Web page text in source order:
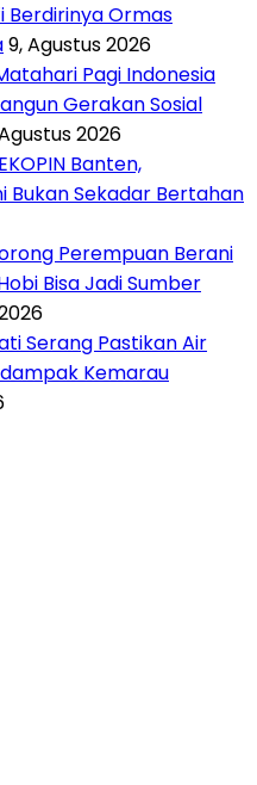
Berdirinya Ormas
9, Agustus 2026
Pagi Indonesia
Gerakan Sosial
2026
Banten,
Bukan Sekadar Bertahan
Perempuan Berani
Bisa Jadi Sumber
Serang Pastikan Air
Kemarau